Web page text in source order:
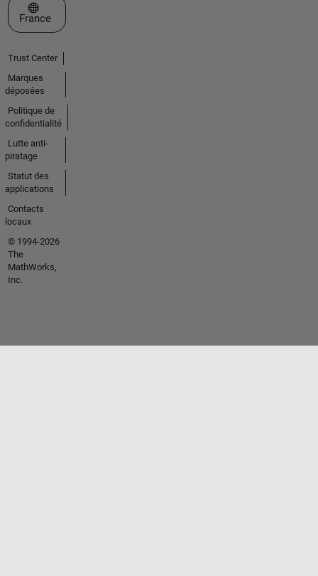
Sélectionner un site web
France
Trust Center
Marques
déposées
Politique de
confidentialité
Lutte anti-
piratage
Statut des
applications
Contacts
locaux
© 1994-2026
The
MathWorks,
Inc.